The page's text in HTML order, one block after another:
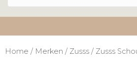
Home / Merken / Zusss / Zusss